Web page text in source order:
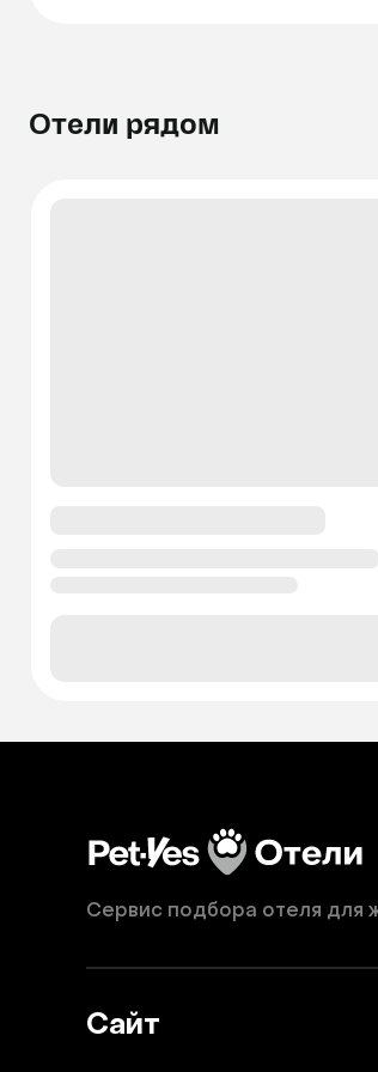
Отели рядом
Сервис подбора отеля для
Сайт